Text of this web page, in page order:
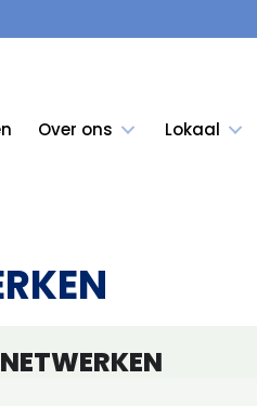
Over ons Lokaal